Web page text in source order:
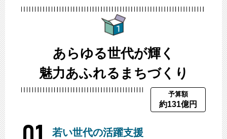
あらゆる世代が輝く
魅力あふれるまちづくり
予算額
約131億円
若い世代の活躍支援